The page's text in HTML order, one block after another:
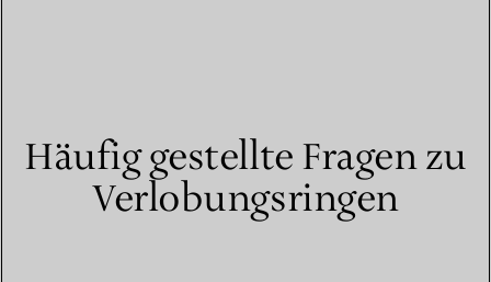
Häufig gestellte Fragen zu
Verlobungsringen